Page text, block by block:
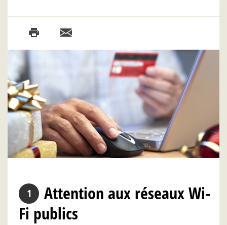
Attention aux réseaux Wi-
Fi publics